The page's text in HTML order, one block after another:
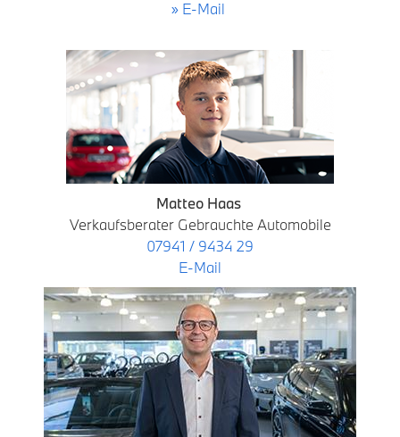
» E-Mail
Matteo Haas
Verkaufsberater Gebrauchte Automobile
07941 / 9434 29
E-Mail